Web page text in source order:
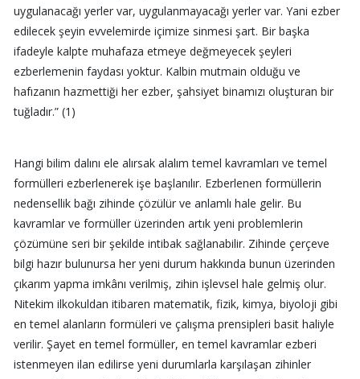
uygulanacağı yerler var, uygulanmayacağı yerler var. Yani ezber
edilecek şeyin evvelemirde içimize sinmesi şart. Bir başka
ifadeyle kalpte muhafaza etmeye değmeyecek şeyleri
ezberlemenin faydası yoktur. Kalbin mutmain olduğu ve
hafızanın hazmettiği her ezber, şahsiyet binamızı oluşturan bir
tuğladır.” (1)
Hangi bilim dalını ele alırsak alalım temel kavramları ve temel
formülleri ezberlenerek işe başlanılır. Ezberlenen formüllerin
nedensellik bağı zihinde çözülür ve anlamlı hale gelir. Bu
kavramlar ve formüller üzerinden artık yeni problemlerin
çözümüne seri bir şekilde intibak sağlanabilir. Zihinde çerçeve
bilgi hazır bulunursa her yeni durum hakkında bunun üzerinden
çıkarım yapma imkânı verilmiş, zihin işlevsel hale gelmiş olur.
Nitekim ilkokuldan itibaren matematik, fizik, kimya, biyoloji gibi
en temel alanların formüleri ve çalışma prensipleri basit haliyle
verilir. Şayet en temel formüller, en temel kavramlar ezberi
istenmeyen ilan edilirse yeni durumlarla karşılaşan zihinler